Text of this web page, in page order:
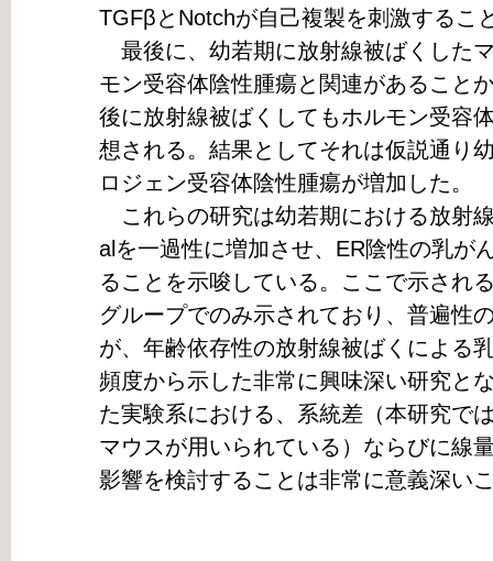
TGFβとNotchが自己複製を刺激するこ
最後に、幼若期に放射線被ばくした
モン受容体陰性腫瘍と関連があること
後に放射線被ばくしてもホルモン受容
想される。結果としてそれは仮説通り
ロジェン受容体陰性腫瘍が増加した。
これらの研究は幼若期における放射
alを一過性に増加させ、ER陰性の乳が
ることを示唆している。ここで示され
グループでのみ示されており、普遍性
が、年齢依存性の放射線被ばくによる
頻度から示した非常に興味深い研究と
た実験系における、系統差（本研究で
マウスが用いられている）ならびに線
影響を検討することは非常に意義深い